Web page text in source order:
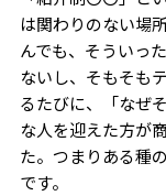
は関わりのない場
んでも、そういっ
ないし、そもそも
るたびに、「なぜ
な人を迎えた方が
た。つまりある種
です。